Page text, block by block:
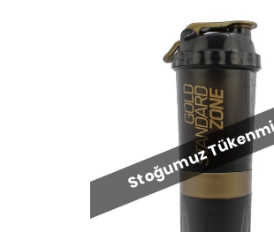
Stoğumuz